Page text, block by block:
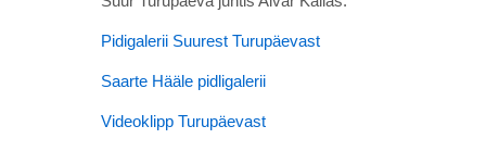
Pidigalerii Suurest Turupäevast
Saarte Hääle pidligalerii
Videoklipp Turupäevast